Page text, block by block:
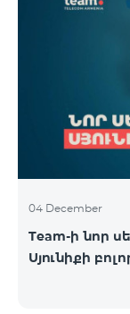
04 December
Team-ի նոր
Սյունիքի